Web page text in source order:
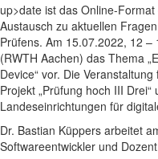
up>date ist das Online-
Austausch zu aktuellen
Prüfens. Am 15.07.2022, 12
(RWTH Aachen) das Thema
Device“ vor. Die
Projekt „Prüfung hoch III
Landeseinrichtungen für
Dr. Bastian Küppers arbeitet
Softwareentwickler und